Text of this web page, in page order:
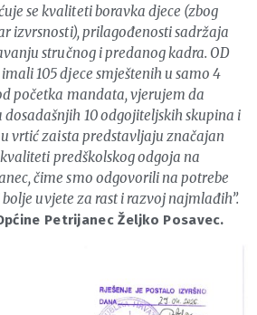
se kvaliteti boravka djece (zbog
izvrsnosti), prilagođenosti sadržaja
stručnog i predanog kadra. OD
105 djece smještenih u samo 4
početka mandata, vjerujem da
10 odgojiteljskih skupina i
vrtić zaista predstavljaju značajan
predškolskog odgoja na
čime smo odgovorili na potrebe
uvjete za rast i razvoj najmlađih”.
Petrijanec Željko Posavec.